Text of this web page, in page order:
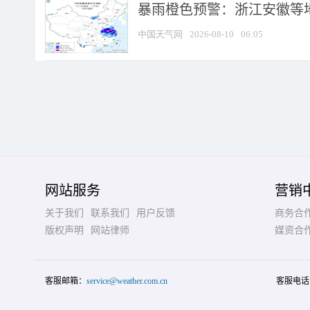
暴雨橙色预警：浙江安徽等
中国天气网 2026-08-10 06:05
网站服务
关于我们 联系我们
用户反馈
版权声明
网站律师
营销
商务合
媒资合
客服邮箱： service@weather.com.cn 客服电